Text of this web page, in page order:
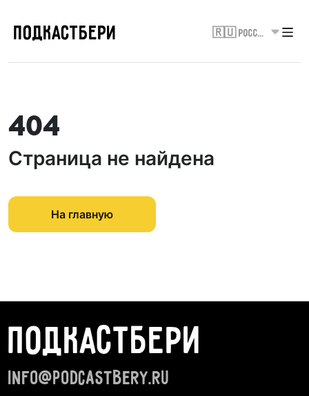
ПОДКАСТБЕРИ 🇷🇺 Россия
404
Страница не найдена
На главную
ПОДКАСТБЕРИ
info@podcastbery.ru